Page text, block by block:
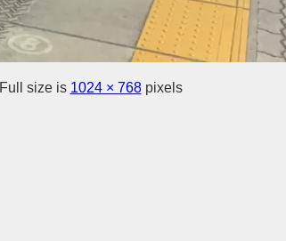
Full size is 1024 × 768pixels